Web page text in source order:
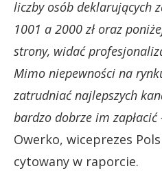
liczby osób deklarujących
1001 a 2000 zł oraz
strony, widać
Mimo niepewności na
zatrudniać najlepszych
bardzo dobrze im zapłacić
Owerko, wiceprezes
cytowany w raporcie.